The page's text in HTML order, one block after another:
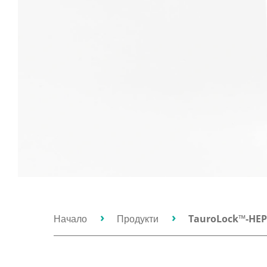
Начало Продукти TauroLock™-